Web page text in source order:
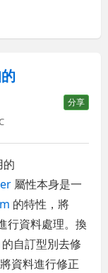
分享
的
屬性本身是一
的特性，將
行資料處理。換
的自訂型別去修
資料進行修正